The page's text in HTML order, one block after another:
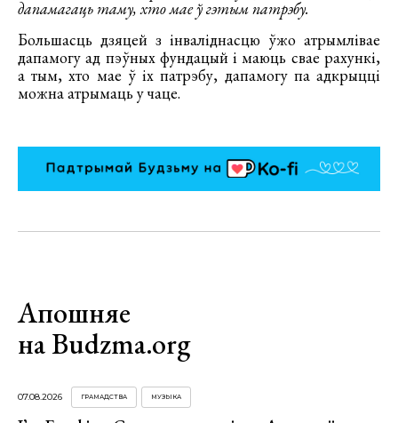
дапамагаць таму, хто мае ў гэтым патрэбу.
Большасць дзяцей з інваліднасцю ўжо атрымлівае
дапамогу ад пэўных фундацый і маюць свае рахункі,
а тым, хто мае ў іх патрэбу, дапамогу па адкрыцці
можна атрымаць у чаце.
Апошняе
на Budzma.org
07.08.2026 ГРАМАДСТВА МУЗЫКА